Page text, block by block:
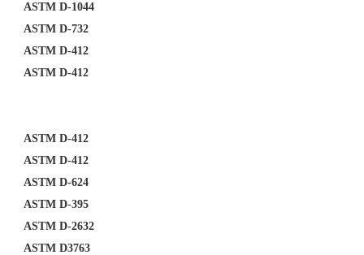
ASTM D-1044
ASTM D-732
ASTM D-412
ASTM D-412
ASTM D-412
ASTM D-412
ASTM D-624
ASTM D-395
ASTM D-2632
ASTM D3763